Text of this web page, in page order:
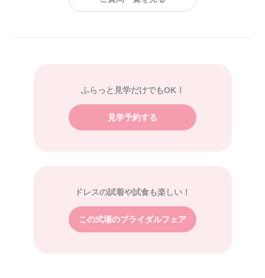
ふらっと見学だけでもOK！
見学予約する
ドレスの試着や試食も楽しい！
この式場のブライダルフェア